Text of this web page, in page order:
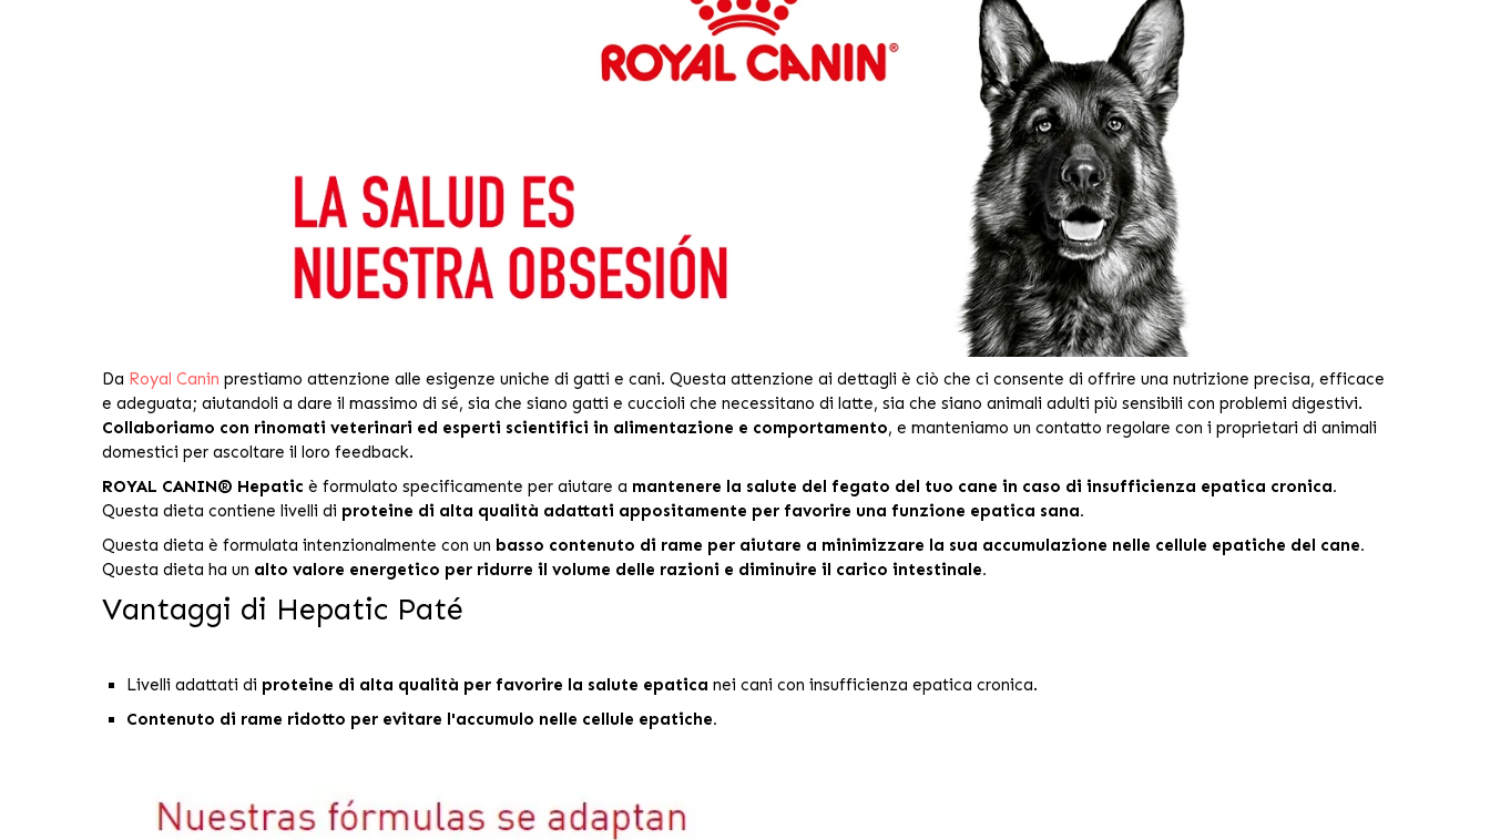
Da Royal Canin prestiamo attenzione alle esigenze uniche di gatti e cani. Questa attenzione ai dettagli è ciò che ci consente di offrire una nutrizione precisa, efficace
e adeguata; aiutandoli a dare il massimo di sé, sia che siano gatti e cuccioli che necessitano di latte, sia che siano animali adulti più sensibili con problemi digestivi.
Collaboriamo con rinomati veterinari ed esperti scientifici in alimentazione e comportamento, e manteniamo un contatto regolare con i proprietari di animali
domestici per ascoltare il loro feedback.
ROYAL CANIN® Hepatic è formulato specificamente per aiutare a mantenere la salute del fegato del tuo cane in caso di insufficienza epatica cronica.
Questa dieta contiene livelli di proteine di alta qualità adattati appositamente per favorire una funzione epatica sana.
Questa dieta è formulata intenzionalmente con un basso contenuto di rame per aiutare a minimizzare la sua accumulazione nelle cellule epatiche del cane.
Questa dieta ha un alto valore energetico per ridurre il volume delle razioni e diminuire il carico intestinale.
Vantaggi di Hepatic Paté
Livelli adattati di proteine di alta qualità per favorire la salute epatica nei cani con insufficienza epatica cronica.
Contenuto di rame ridotto per evitare l'accumulo nelle cellule epatiche.